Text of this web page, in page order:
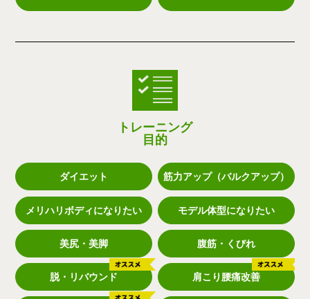
トレーニング
目的
ダイエット 筋力アップ（バルクアップ）
メリハリボディになりたい モデル体型になりたい
美尻・美脚 腹筋・くびれ
脱・リバウンド 肩こり腰痛改善